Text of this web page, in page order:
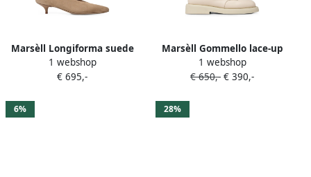
Marsèll Longiforma suede
almond-toe pumps Beige
1 webshop
€ 695,-
Marsèll Gommello lace-up
ankle boots Beige
1 webshop
€ 650,- € 390,-
6% 28%